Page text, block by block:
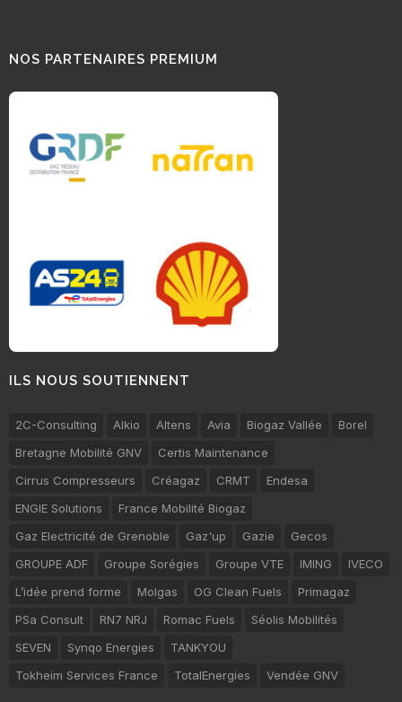
NOS PARTENAIRES PREMIUM
ILS NOUS SOUTIENNENT
2C-Consulting Alkio Altens Avia Biogaz Vallée
Borel
Bretagne Mobilité GNV
Certis Maintenance
Cirrus Compresseurs
Créagaz CRMT
Endesa
ENGIE Solutions
France Mobilité Biogaz
Gaz Electricité de Grenoble
Gaz'up Gazie
Gecos
GROUPE ADF
Groupe Sorégies Groupe VTE IMING
IVECO
L’idée prend forme
Molgas OG Clean Fuels
Primagaz
PSa Consult
RN7 NRJ Romac Fuels
Séolis Mobilités
SEVEN
Synqo Energies
TANKYOU
Tokheim Services France
TotalEnergies Vendée GNV